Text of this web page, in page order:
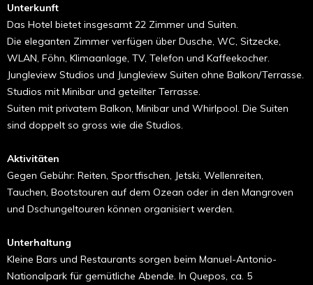
Unterkunft
Das Hotel bietet insgesamt 22 Zimmer und Suiten.
Die eleganten Zimmer verfügen über Dusche, WC, Sitzecke,
WLAN, Föhn, Klimaanlage, TV, Telefon und Kaffeekocher.
Jungleview Studios und Jungleview Suiten ohne Balkon/Terrasse.
Studios mit Minibar und geteilter Terrasse.
Suiten mit privatem Balkon, Minibar und Whirlpool. Die Suiten
sind doppelt so gross wie die Studios.
Aktivitäten
Gegen Gebühr: Reiten, Sportfischen, Jetski, Wellenreiten,
Tauchen, Bootstouren auf dem Ozean oder in den Mangroven
und Dschungeltouren können organisiert werden.
Unterhaltung
Kleine Bars und Restaurants sorgen beim Manuel-Antonio-
Nationalpark für gemütliche Abende. In Quepos, ca. 5